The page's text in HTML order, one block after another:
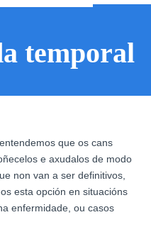
temporal
que os cans
e axudalos de modo
non van a ser definitivos,
esta opción en situacións
enfermidade, ou casos